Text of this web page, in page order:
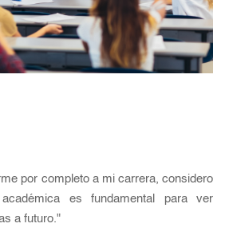
por completo a mi carrera, considero
es fundamental para ver
a futuro."